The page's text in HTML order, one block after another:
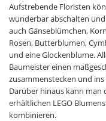
Aufstrebende Floristen
wunderbar abschalten
auch Gänseblümchen,
Rosen, Butterblumen,
und eine Glockenblume.
Baumeister einen
zusammenstecken und
Darüber hinaus kann man
erhältlichen LEGO
kombinieren.